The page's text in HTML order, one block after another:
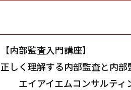
【内部監査入門講座】
正しく理解する内部監査と内
エイアイエムコンサルティ